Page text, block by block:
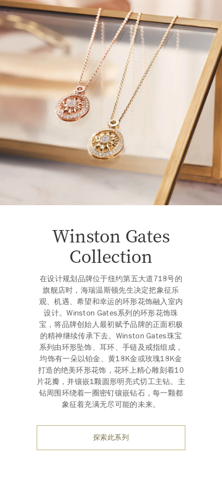
Winston Gates
Collection
在设计规划品牌位于纽约第五大道718号的
旗舰店时，海瑞温斯顿先生决定把象征乐
观、机遇、希望和幸运的环形花饰融入室内
设计。Winston Gates系列的环形花饰珠
宝，将品牌创始人最初赋予品牌的正面积极
的精神继续传承下去。Winston Gates珠宝
系列由环形坠饰、耳环、手链及戒指组成，
均饰有一朵以铂金、黄18K金或玫瑰18K金
打造的绝美环形花饰，花环上精心雕刻着10
片花瓣，并镶嵌1颗圆形明亮式切工主钻。主
钻周围环绕着一圈密钉镶嵌钻石，每一颗都
象征着充满无尽可能的未来。
探索此系列